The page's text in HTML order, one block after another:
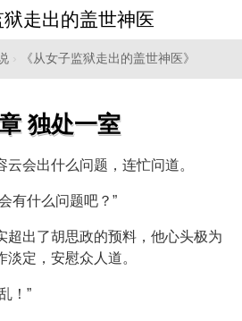
狱走出的盖世神医
› 《从女子监狱走出的盖世神医》
独处一室
会出什么问题，连忙问道。
有什么问题吧？”
超出了胡思政的预料，他心头极为
定，安慰众人道。
！”